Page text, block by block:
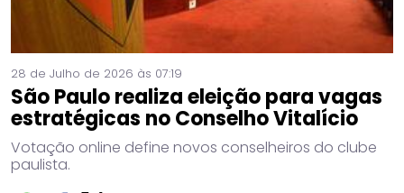
28 de Julho de 2026 às 07:19
São Paulo realiza eleição para vagas
estratégicas no Conselho Vitalício
Votação online define novos conselheiros do clube
paulista.